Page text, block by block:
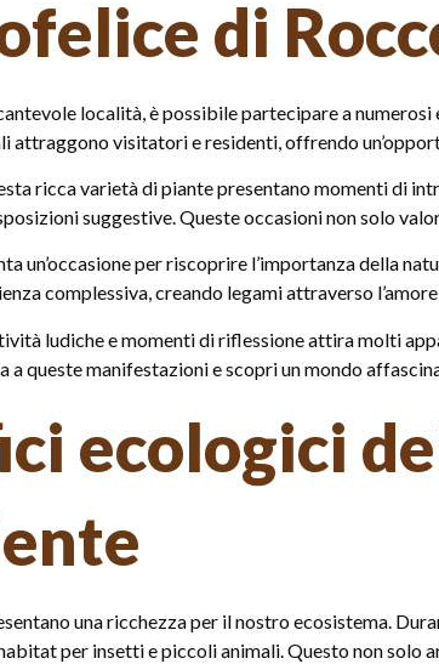
di
località, è possibile partecipare a
attraggono visitatori e residenti, offrendo
ricca varietà di piante presentano momenti di
suggestive. Queste occasioni non solo
un’occasione per riscoprire l’importanza della
complessiva, creando legami attraverso
ludiche e momenti di riflessione attira molti
a queste manifestazioni e scopri un mondo
ecologici
una ricchezza per il nostro ecosistema.
per insetti e piccoli animali. Questo non solo